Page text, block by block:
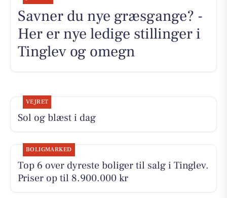
Savner du nye græsgange? -
Her er nye ledige stillinger i
Tinglev og omegn
VEJRET
Sol og blæst i dag
BOLIGMARKED
Top 6 over dyreste boliger til salg i Tinglev.
Priser op til 8.900.000 kr